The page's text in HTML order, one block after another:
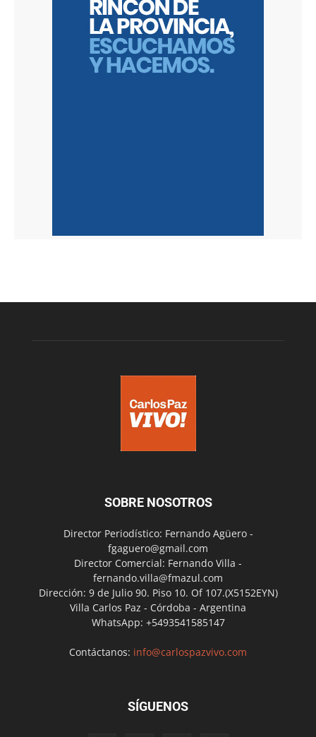
SOBRE NOSOTROS
Director Periodístico: Fernando Agüero -
fgaguero@gmail.com
Director Comercial: Fernando Villa -
fernando.villa@fmazul.com
Dirección: 9 de Julio 90. Piso 10. Of 107.(X5152EYN)
Villa Carlos Paz - Córdoba - Argentina
WhatsApp: +5493541585147
Contáctanos: info@carlospazvivo.com
SÍGUENOS